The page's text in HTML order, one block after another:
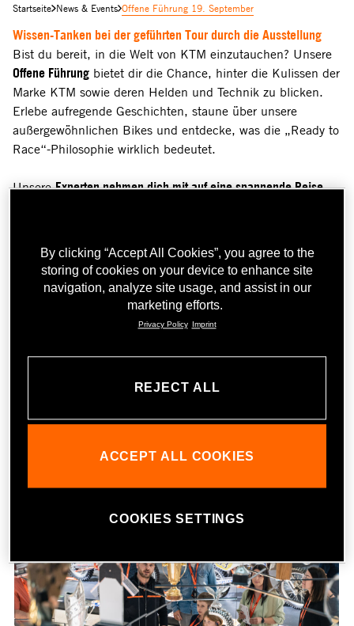
Startseite News & Events Offene Führung 19. September
Wissen-Tanken bei der geführten Tour durch die Ausstellung
Bist du bereit, in die Welt von KTM einzutauchen? Unsere
Offene Führung bietet dir die Chance, hinter die Kulissen der
Marke KTM sowie deren Helden und Technik zu blicken.
Erlebe aufregende Geschichten, staune über unsere
außergewöhnlichen Bikes und entdecke, was die „Ready to
Race“-Philosophie wirklich bedeutet.
UnsereExperten nehmen dich mit auf eine spannende Reise
Jeder Teilnehmer erhält am Ende der Führung einen15%
Gutschein für den KTM Motohall Shop.Gültig am Tag der
Dauer: 90 min
Sichere dir jetzt deinen Platz!
By clicking “Accept All Cookies”, you agree to the
storing of cookies on your device to enhance site
navigation, analyze site usage, and assist in our
marketing efforts.
Privacy Policy Imprint
REJECT ALL
ACCEPT ALL COOKIES
COOKIES SETTINGS